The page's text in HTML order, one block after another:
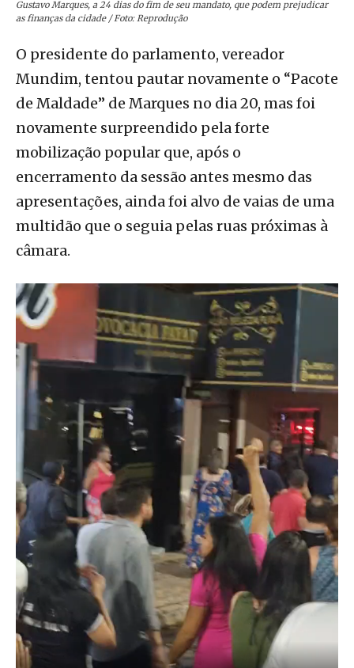
Gustavo Marques, a 24 dias do fim de seu mandato, que podem prejudicar
as finanças da cidade / Foto: Reprodução
O presidente do parlamento, vereador
Mundim, tentou pautar novamente o “Pacote
de Maldade” de Marques no dia 20, mas foi
novamente surpreendido pela forte
mobilização popular que, após o
encerramento da sessão antes mesmo das
apresentações, ainda foi alvo de vaias de uma
multidão que o seguia pelas ruas próximas à
câmara.